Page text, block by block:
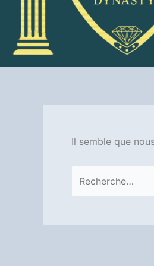
Il semble que